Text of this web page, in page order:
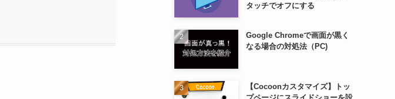
タッチでオフにする
Google Chromeで画面が黒く
なる場合の対処法（PC)
【Cocoonカスタマイズ】トッ